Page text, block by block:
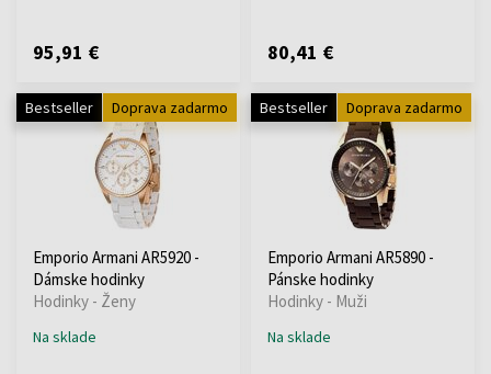
95,91 € 80,41 €
Bestseller Doprava zadarmo
Emporio Armani AR5920 -
Dámske hodinky
Hodinky - Ženy
Na sklade
Bestseller Doprava zadarmo
Emporio Armani AR5890 -
Pánske hodinky
Hodinky - Muži
Na sklade